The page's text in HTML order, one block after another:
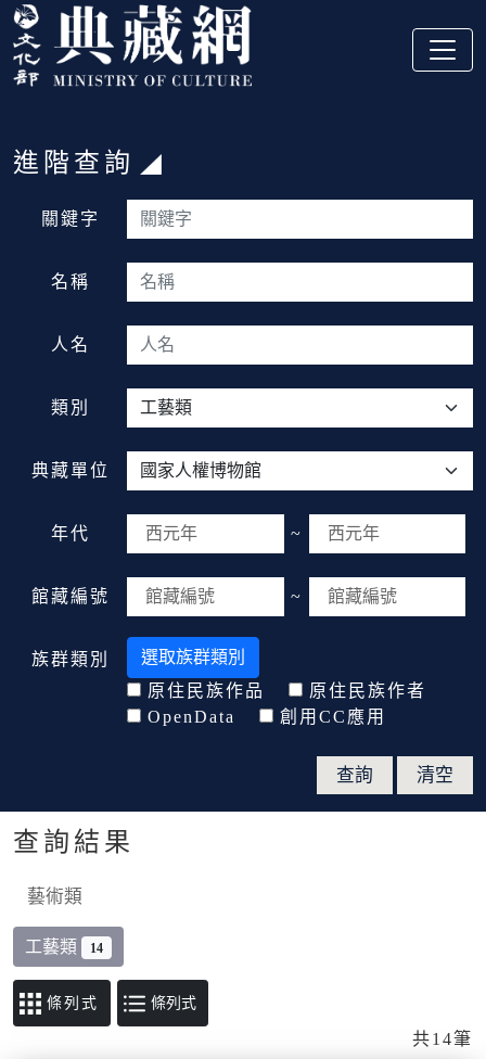
跳到主要內容
:::
:::
進階查詢
關鍵字
名稱
人名
類別
典藏單位
年代 ~
館藏編號 ~
族群類別
選取族群類別
原住民族作品
原住民族作者
OpenData
創用CC應用
查詢結果
藝術類
工藝類 14
條列式
共14筆